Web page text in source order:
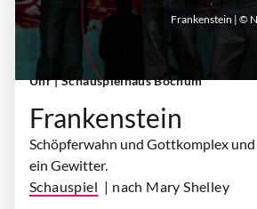
Sonntag, 11. Oktober 2026 | 19:00 Uhr
Uhr| Schauspielhaus Bochum
Frankenstein
Schöpferwahn und Gottkomplex und
ein Gewitter.
Schauspiel | nach Mary Shelley
Frankenstein | ©